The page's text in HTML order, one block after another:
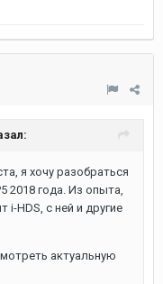
я хочу разобраться
2018 года. Из опыта,
i-HDS, с ней и другие
актуальную